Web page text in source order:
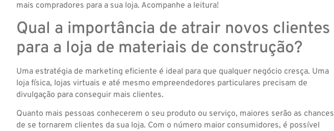
mais compradores para a sua loja. Acompanhe a leitura!
Qual a importância de atrair novos clientes
para a loja de materiais de construção?
Uma estratégia de marketing eficiente é ideal para que qualquer negócio cresça. Uma
loja física, lojas virtuais e até mesmo empreendedores particulares precisam de
divulgação para conseguir mais clientes.
Quanto mais pessoas conhecerem o seu produto ou serviço, maiores serão as chances
de se tornarem clientes da sua loja. Com o número maior consumidores, é possível